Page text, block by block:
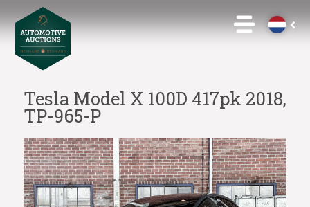
Tesla Model X 100D 417pk 2018,
TP-965-P